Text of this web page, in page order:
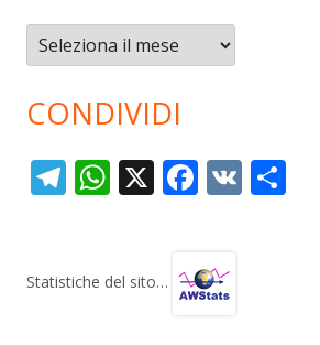
Archivi
CONDIVIDI
T
gr
W
s
X F
b
V
Statistiche del sito…